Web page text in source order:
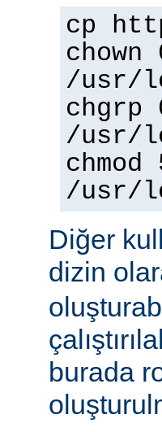
cp
chown
/usr/
chgrp
/usr/
chmod
/usr/
Diğer
dizin
burada